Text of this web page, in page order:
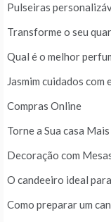
Pulseiras
Transforme o seu
Qual é o melhor
Jasmim cuidados
Compras Online
Torne a Sua casa
Decoração com
O candeeiro ideal
Como preparar um